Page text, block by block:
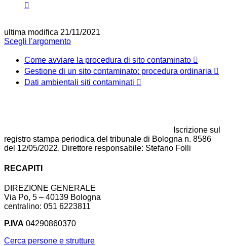
ultima modifica 21/11/2021
Scegli l'argomento
Come avviare la procedura di sito contaminato
Gestione di un sito contaminato: procedura ordinaria
Dati ambientali siti contaminati
Iscrizione sul
registro stampa periodica del tribunale di Bologna n. 8586
del 12/05/2022. Direttore responsabile: Stefano Folli
RECAPITI
DIREZIONE GENERALE
Via Po, 5 – 40139 Bologna
centralino: 051 6223811
P.IVA 04290860370
Cerca persone e strutture